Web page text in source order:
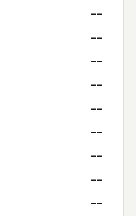
--
--
--
--
--
--
--
--
--